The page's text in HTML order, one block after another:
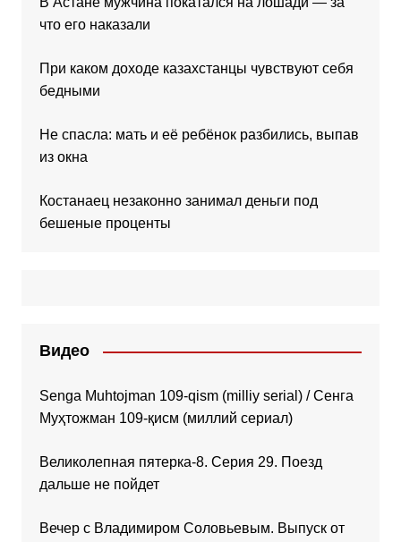
что его наказали
При каком доходе казахстанцы чувствуют себя
бедными
Не спасла: мать и её ребёнок разбились, выпав
из окна
Костанаец незаконно занимал деньги под
бешеные проценты
Видео
Senga Muhtojman 109-qism (milliy serial) / Сенга
Муҳтожман 109-қисм (миллий сериал)
Великолепная пятерка-8. Серия 29. Поезд
дальше не пойдет
Вечер с Владимиром Соловьевым. Выпуск от